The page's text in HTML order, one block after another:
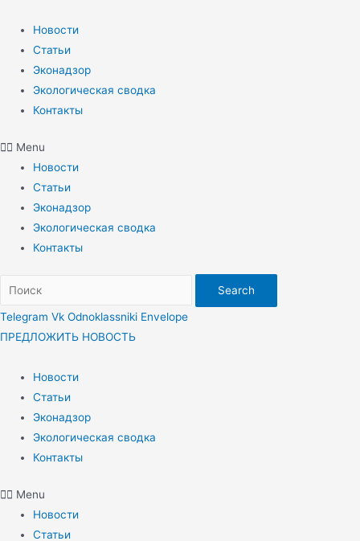
содержимому
Новости
Статьи
Эконадзор
Экологическая сводка
Контакты
Menu
Новости
Статьи
Эконадзор
Экологическая сводка
Контакты
Search
Telegram Vk Odnoklassniki Envelope
ПРЕДЛОЖИТЬ НОВОСТЬ
Новости
Статьи
Эконадзор
Экологическая сводка
Контакты
Menu
Новости
Статьи